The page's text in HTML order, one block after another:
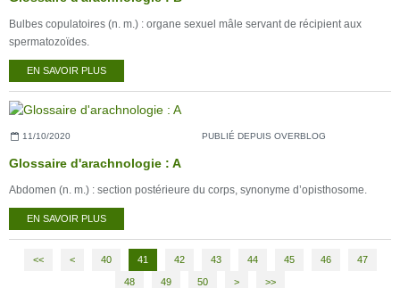
Bulbes copulatoires (n. m.) : organe sexuel mâle servant de récipient aux
spermatozoïdes.
EN SAVOIR PLUS
11/10/2020 PUBLIÉ DEPUIS OVERBLOG
Glossaire d'arachnologie : A
Abdomen (n. m.) : section postérieure du corps, synonyme d’opisthosome.
EN SAVOIR PLUS
<< < 10
20
30
40 41 42 43 44 45 46 47
48 49 50 60
> >>